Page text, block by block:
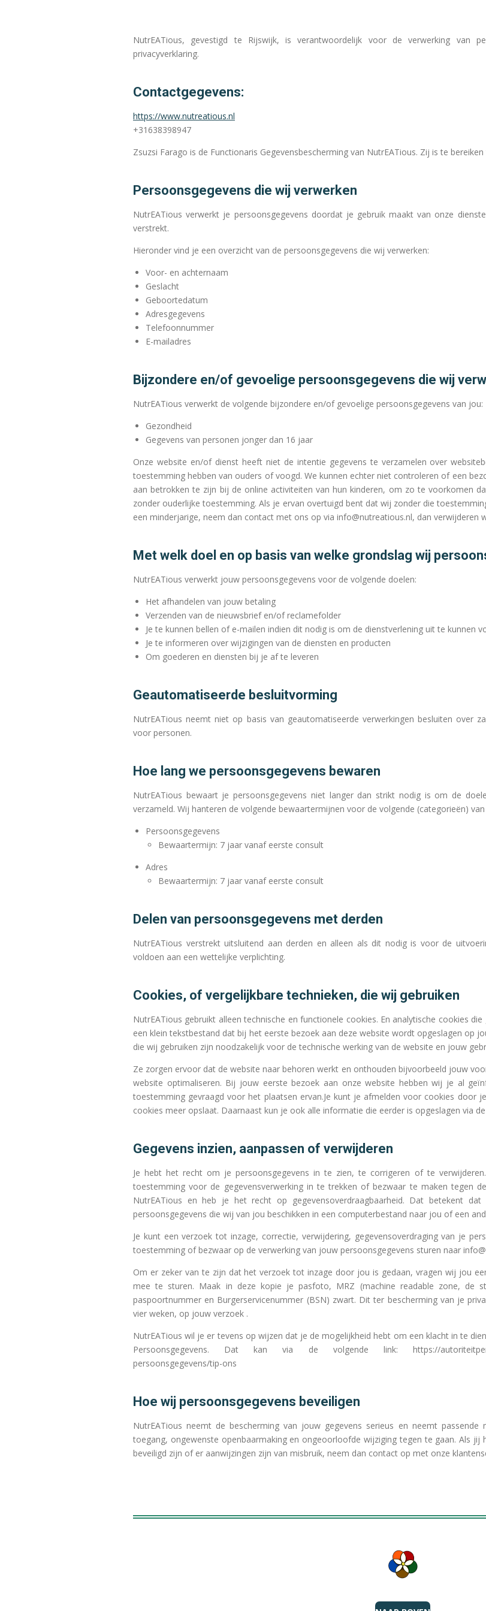
NutrEATious, gevestigd te Rijswijk, is verantwoordelijk voor de verwerking van
privacyverklaring.
Contactgegevens:
https://www.nutreatious.nl
+31638398947
Zsuzsi Farago is de Functionaris Gegevensbescherming van NutrEATious. Zij is te
Persoonsgegevens die wij verwerken
NutrEATious verwerkt je persoonsgegevens doordat je gebruik maakt van onze
verstrekt.
Hieronder vind je een overzicht van de persoonsgegevens die wij verwerken:
Voor- en achternaam
Geslacht
Geboortedatum
Adresgegevens
Telefoonnummer
E-mailadres
Bijzondere en/of gevoelige persoonsgegevens die wij
NutrEATious verwerkt de volgende bijzondere en/of gevoelige persoonsgegevens van jou:
Gezondheid
Gegevens van personen jonger dan 16 jaar
Onze website en/of dienst heeft niet de intentie gegevens te verzamelen over
toestemming hebben van ouders of voogd. We kunnen echter niet controleren of een
aan betrokken te zijn bij de online activiteiten van hun kinderen, om zo te voorkomen
zonder ouderlijke toestemming. Als je ervan overtuigd bent dat wij zonder die
een minderjarige, neem dan contact met ons op via info@nutreatious.nl, dan verwijderen
Met welk doel en op basis van welke grondslag wij
NutrEATious verwerkt jouw persoonsgegevens voor de volgende doelen:
Het afhandelen van jouw betaling
Verzenden van de nieuwsbrief en/of reclamefolder
Je te kunnen bellen of e-mailen indien dit nodig is om de dienstverlening uit te kunnen
Je te informeren over wijzigingen van de diensten en producten
Om goederen en diensten bij je af te leveren
Geautomatiseerde besluitvorming
NutrEATious neemt niet op basis van geautomatiseerde verwerkingen besluiten over
voor personen.
Hoe lang we persoonsgegevens bewaren
NutrEATious bewaart je persoonsgegevens niet langer dan strikt nodig is om de
verzameld. Wij hanteren de volgende bewaartermijnen voor de volgende (categorieën)
Persoonsgegevens
Bewaartermijn: 7 jaar vanaf eerste consult
Adres
Bewaartermijn: 7 jaar vanaf eerste consult
Delen van persoonsgegevens met derden
NutrEATious verstrekt uitsluitend aan derden en alleen als dit nodig is voor de
voldoen aan een wettelijke verplichting.
Cookies, of vergelijkbare technieken, die wij gebruiken
NutrEATious gebruikt alleen technische en functionele cookies. En analytische cookies
een klein tekstbestand dat bij het eerste bezoek aan deze website wordt opgeslagen op
die wij gebruiken zijn noodzakelijk voor de technische werking van de website en jouw
Ze zorgen ervoor dat de website naar behoren werkt en onthouden bijvoorbeeld jouw
website optimaliseren. Bij jouw eerste bezoek aan onze website hebben wij je al
toestemming gevraagd voor het plaatsen ervan.Je kunt je afmelden voor cookies door
cookies meer opslaat. Daarnaast kun je ook alle informatie die eerder is opgeslagen via
Gegevens inzien, aanpassen of verwijderen
Je hebt het recht om je persoonsgegevens in te zien, te corrigeren of te
toestemming voor de gegevensverwerking in te trekken of bezwaar te maken tegen
NutrEATious en heb je het recht op gegevensoverdraagbaarheid. Dat betekent
persoonsgegevens die wij van jou beschikken in een computerbestand naar jou of een
Je kunt een verzoek tot inzage, correctie, verwijdering, gegevensoverdraging van je
toestemming of bezwaar op de verwerking van jouw persoonsgegevens sturen naar
Om er zeker van te zijn dat het verzoek tot inzage door jou is gedaan, vragen wij jou
mee te sturen. Maak in deze kopie je pasfoto, MRZ (machine readable zone, de
paspoortnummer en Burgerservicenummer (BSN) zwart. Dit ter bescherming van je
vier weken, op jouw verzoek .
NutrEATious wil je er tevens op wijzen dat je de mogelijkheid hebt om een klacht in te
Persoonsgegevens. Dat kan via de volgende link: https://
persoonsgegevens/tip-ons
Hoe wij persoonsgegevens beveiligen
NutrEATious neemt de bescherming van jouw gegevens serieus en neemt passende
toegang, ongewenste openbaarmaking en ongeoorloofde wijziging tegen te gaan. Als
beveiligd zijn of er aanwijzingen zijn van misbruik, neem dan contact op met onze